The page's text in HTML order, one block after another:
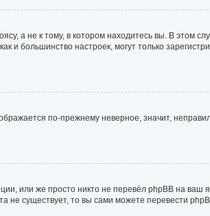
а не к тому, в котором находитесь вы. В этом
и большинство настроек, могут только
по-прежнему неверное, значит,
или же просто никто не перевёл phpBB на
не существует, то вы сами можете перевести